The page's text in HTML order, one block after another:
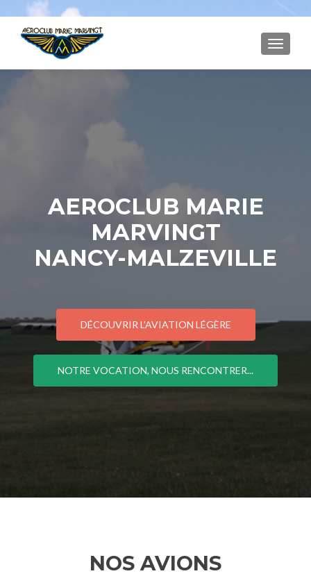
AEROCLUB MARIE
MARVINGT
NANCY-MALZEVILLE
DÉCOUVRIR L'AVIATION LÉGÈRE
NOTRE VOCATION, NOUS RENCONTRER...
NOS AVIONS